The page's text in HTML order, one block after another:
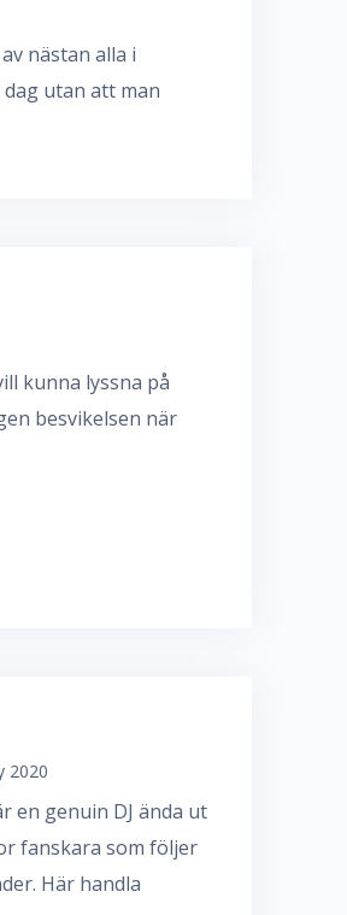
nästan alla i
utan att man
kunna lyssna på
besvikelsen när
2020
en genuin DJ ända ut
fanskara som följer
Här handla